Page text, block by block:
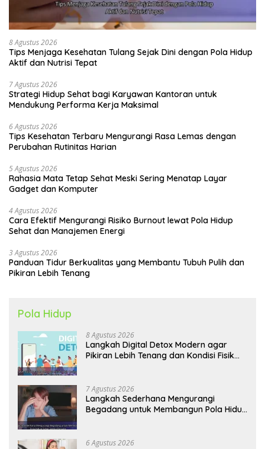
8 Agustus 2026
Tips Menjaga Kesehatan Tulang Sejak Dini dengan Pola Hidup
Aktif dan Nutrisi Tepat
7 Agustus 2026
Strategi Hidup Sehat bagi Karyawan Kantoran untuk
Mendukung Performa Kerja Maksimal
6 Agustus 2026
Tips Kesehatan Terbaru Mengurangi Rasa Lemas dengan
Perubahan Rutinitas Harian
5 Agustus 2026
Rahasia Mata Tetap Sehat Meski Sering Menatap Layar
Gadget dan Komputer
4 Agustus 2026
Cara Efektif Mengurangi Risiko Burnout lewat Pola Hidup
Sehat dan Manajemen Energi
3 Agustus 2026
Panduan Tidur Berkualitas yang Membantu Tubuh Pulih dan
Pikiran Lebih Tenang
Pola Hidup
8 Agustus 2026
Langkah Digital Detox Modern agar
Pikiran Lebih Tenang dan Kondisi Fisik
7 Agustus 2026
Langkah Sederhana Mengurangi
Begadang untuk Membangun Pola Hidup
6 Agustus 2026